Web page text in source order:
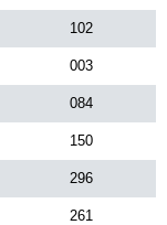
102
003
084
150
296
261